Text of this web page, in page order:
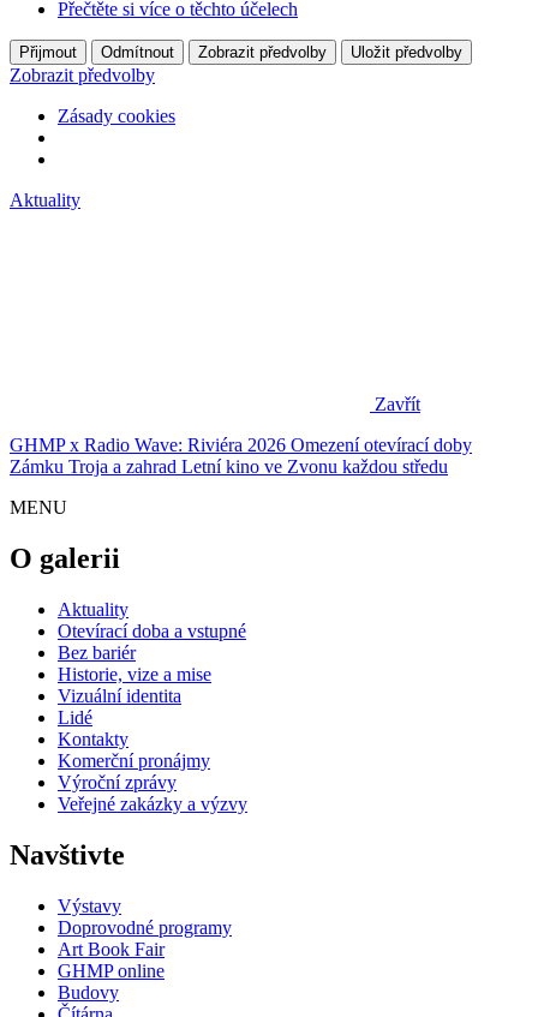
Přečtěte si více o těchto účelech
Přijmout Odmítnout Zobrazit předvolby Uložit předvolby
Zobrazit předvolby
Zásady cookies
Aktuality
Zavřít
GHMP x Radio Wave: Riviéra 2026 Omezení otevírací doby
Zámku Troja a zahrad Letní kino ve Zvonu každou středu
MENU
O galerii
Aktuality
Otevírací doba a vstupné
Bez bariér
Historie, vize a mise
Vizuální identita
Lidé
Kontakty
Komerční pronájmy
Výroční zprávy
Veřejné zakázky a výzvy
Navštivte
Výstavy
Doprovodné programy
Art Book Fair
GHMP online
Budovy